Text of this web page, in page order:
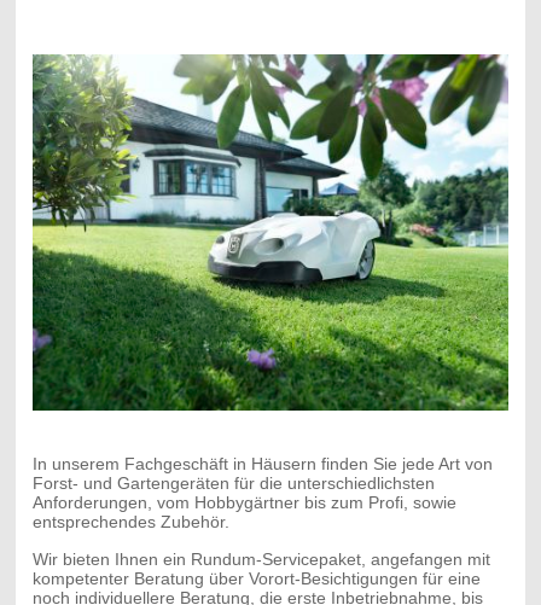
In unserem Fachgeschäft in Häusern finden Sie jede Art von
Forst- und Gartengeräten für die unterschiedlichsten
Anforderungen, vom Hobbygärtner bis zum Profi, sowie
entsprechendes Zubehör.
Wir bieten Ihnen ein Rundum-Servicepaket, angefangen mit
kompetenter Beratung über Vorort-Besichtigungen für eine
noch individuellere Beratung, die erste Inbetriebnahme, bis